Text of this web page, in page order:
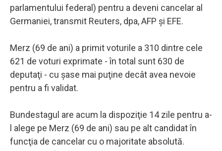
parlamentului federal) pentru a deveni cancelar al
Germaniei, transmit Reuters, dpa, AFP şi EFE.
Merz (69 de ani) a primit voturile a 310 dintre cele
621 de voturi exprimate - în total sunt 630 de
deputaţi - cu şase mai puţine decât avea nevoie
pentru a fi validat.
Bundestagul are acum la dispoziţie 14 zile pentru a-
l alege pe Merz (69 de ani) sau pe alt candidat în
funcţia de cancelar cu o majoritate absolută.